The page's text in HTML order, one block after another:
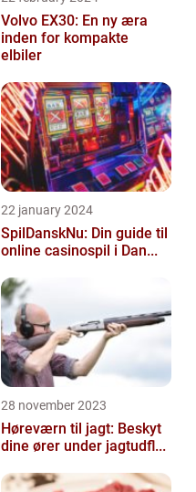
Volvo EX30: En ny æra
inden for kompakte
elbiler
22 january 2024
SpilDanskNu: Din guide til
online casinospil i Dan...
28 november 2023
Høreværn til jagt: Beskyt
dine ører under jagtudfl...